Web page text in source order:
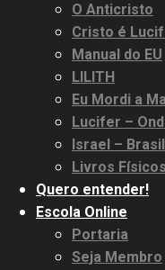
O Anticristo
Cristo é
Manual do EU
LILITH
Eu Mordi a
Lucifer –
Israel – Brasil
Livros Físicos
Quero entender!
Escola Online
Portaria
Seja Membro